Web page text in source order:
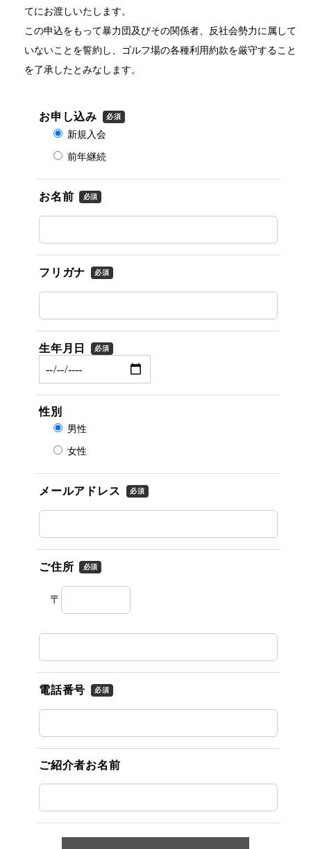
てにお渡しいたします。
この申込をもって暴力団及びその関係者、反社会勢力に属して
いないことを誓約し、ゴルフ場の各種利用約款を厳守すること
を了承したとみなします。
お申し込み 必須
新規入会
前年継続
お名前 必須
フリガナ 必須
生年月日 必須
性別
男性
女性
メールアドレス 必須
ご住所 必須
〒
電話番号 必須
ご紹介者お名前